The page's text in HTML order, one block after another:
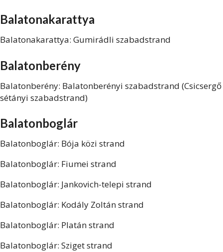
Balatonakarattya
Balatonakarattya: Gumirádli szabadstrand
Balatonberény
Balatonberény: Balatonberényi szabadstrand (Csicsergő
sétányi szabadstrand)
Balatonboglár
Balatonboglár: Bója közi strand
Balatonboglár: Fiumei strand
Balatonboglár: Jankovich-telepi strand
Balatonboglár: Kodály Zoltán strand
Balatonboglár: Platán strand
Balatonboglár: Sziget strand